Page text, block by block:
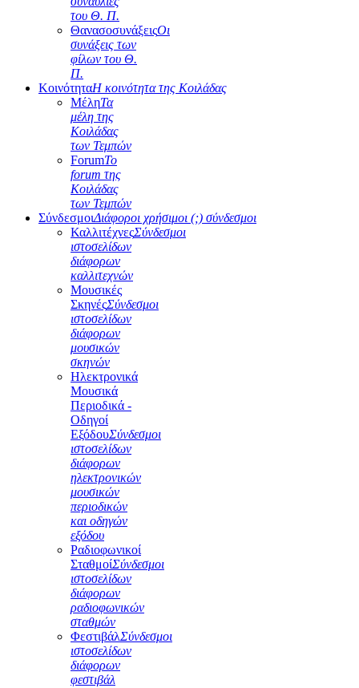
του Θ. Π.
ΘανασοσυνάξειςΟι
συνάξεις των
φίλων του Θ.
Π.
ΚοινότηταΗ κοινότητα της Κοιλάδας
ΜέληΤα
μέλη της
Κοιλάδας
των Τεμπών
ForumΤο
forum της
Κοιλάδας
των Τεμπών
ΣύνδεσμοιΔιάφοροι χρήσιμοι (;) σύνδεσμοι
ΚαλλιτέχνεςΣύνδεσμοι
ιστοσελίδων
διάφορων
καλλιτεχνών
Μουσικές
ΣκηνέςΣύνδεσμοι
ιστοσελίδων
διάφορων
μουσικών
σκηνών
Ηλεκτρονικά
Μουσικά
Περιοδικά -
Οδηγοί
ΕξόδουΣύνδεσμοι
ιστοσελίδων
διάφορων
ηλεκτρονικών
μουσικών
περιοδικών
και οδηγών
εξόδου
Ραδιοφωνικοί
ΣταθμοίΣύνδεσμοι
ιστοσελίδων
διάφορων
ραδιοφωνικών
σταθμών
ΦεστιβάλΣύνδεσμοι
ιστοσελίδων
διάφορων
φεστιβάλ